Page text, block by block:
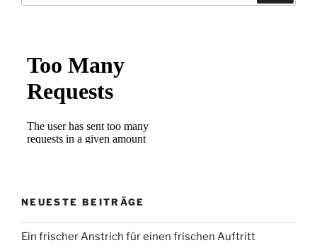
NEUESTE BEITRÄGE
Ein frischer Anstrich für einen frischen Auftritt